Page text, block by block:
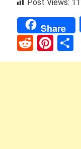
Post Views:
Share
Reddit